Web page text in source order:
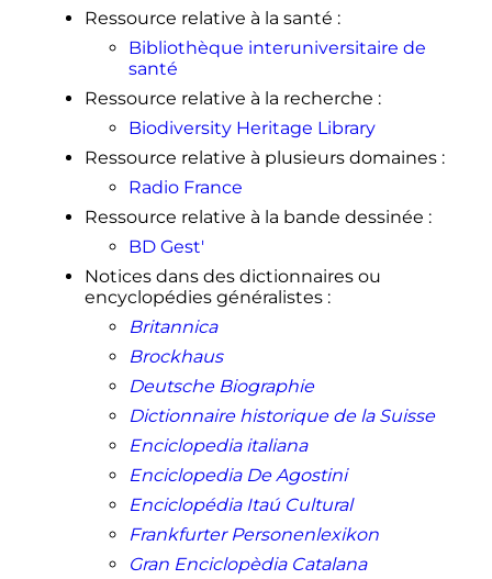
Ressource relative à la santé :
Bibliothèque interuniversitaire de
santé
Ressource relative à la recherche :
Biodiversity Heritage Library
Ressource relative à plusieurs domaines:
Radio France
Ressource relative à la bande dessinée :
BD Gest'
Notices dans des dictionnaires ou
encyclopédies généralistes:
Britannica
Brockhaus
Deutsche Biographie
Dictionnaire historique de la Suisse
Enciclopedia italiana
Enciclopedia De Agostini
Enciclopédia Itaú Cultural
Frankfurter Personenlexikon
Gran Enciclopèdia Catalana